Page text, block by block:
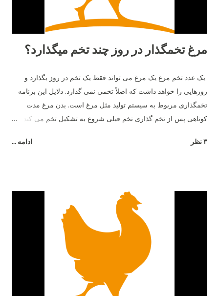
مرغ تخمگذار در روز چند تخم میگذارد؟
یک عدد تخم مرغ یک مرغ می تواند فقط یک تخم در روز بگذارد و
روزهایی را خواهد داشت که اصلاً تخمی نمی گذارد. دلایل این برنامه
تخمگذاری مربوط به سیستم تولید مثل مرغ است. بدن مرغ مدت
کوتاهی پس از تخم گذاری تخم قبلی شروع به تشکیل تخم می کند و
۳ نظر ادامه ...